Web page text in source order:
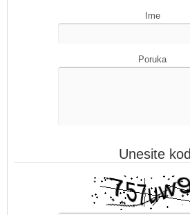
Ime
Poruka
Unesite kod